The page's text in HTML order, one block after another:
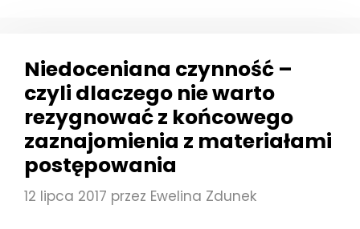
Niedoceniana czynność –
czyli dlaczego nie warto
rezygnować z końcowego
zaznajomienia z materiałami
postępowania
12 lipca 2017 przez Ewelina Zdunek